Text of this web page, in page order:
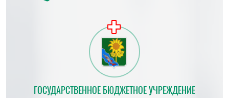
ГОСУДАРСТВЕННОЕ БЮДЖЕТНОЕ УЧРЕЖДЕНИЕ